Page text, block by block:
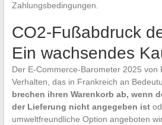
Zahlungsbedingungen.
CO2-Fußabdruck
Ein wachsendes
Der E-Commerce-Barometer 2025 von
Verhalten, das in Frankreich an
brechen ihren Warenkorb ab, wenn
der Lieferung nicht angegeben ist
umweltfreundliche Option angeboten